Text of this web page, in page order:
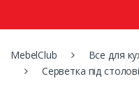
:
MebelClub Все для
Серветка під